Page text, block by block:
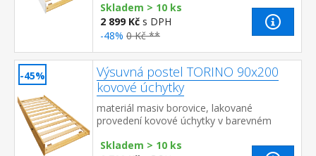
kolečkách, cena bez matrace ...
Skladem > 10 ks
2 899 Kč s DPH
-48% 0 Kč **
-45%
Výsuvná postel TORINO 90x200
kovové úchytky
materiál masiv borovice, lakované
provedení kovové úchytky v barevném
kolečkách, cena bez matrace ma...
Skladem > 10 ks